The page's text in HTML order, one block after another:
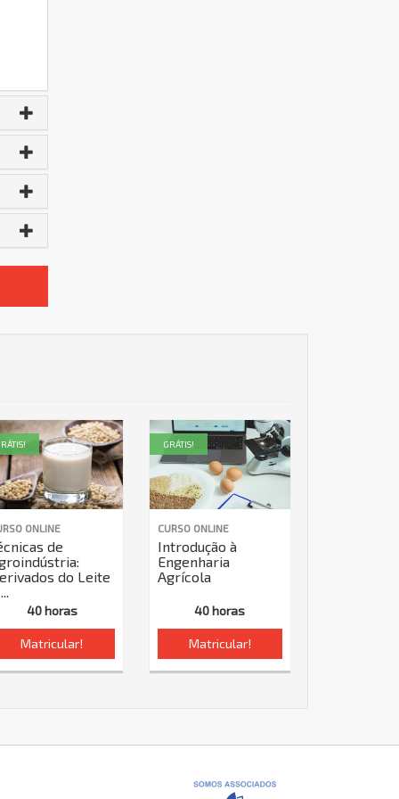
ONLINE
de
do Leite
40 horas
Matricular!
CURSO ONLINE
Introdução à
Engenharia
Agrícola
40 horas
Matricular!
GRÁTIS!